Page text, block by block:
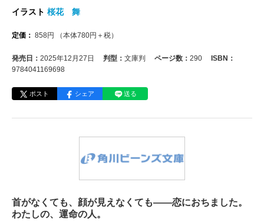
イラスト 桜花 舞
定価： 858円 （本体780円＋税）
発売日： 2025年12月27日 判型： 文庫判 ページ数： 290
ISBN：
9784041169698
ポスト シェア 送る
首がなくても、顔が見えなくても――恋におちました。
わたしの、運命の人。